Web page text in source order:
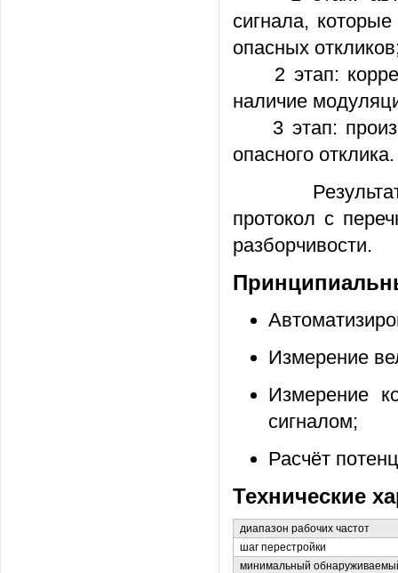
сигнала,
опасных
2 этап:
наличие
3 этап:
опасного отклика.
Результатом
протокол с
разборчивости.
Измерение
Измерение
сигналом;
Расчёт
Технические
диапазон рабочих частот
шаг перестройки
минимальный